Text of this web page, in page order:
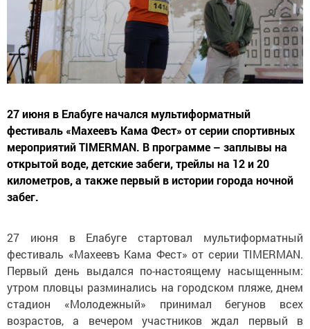
27 июня в Елабуге начался мультиформатный
фестиваль «Махеевъ Кама Фест» от серии спортивных
мероприятий TIMERMAN. В программе – заплывы на
открытой воде, детские забеги, трейлы на 12 и 20
километров, а также первый в истории города ночной
забег.
27 июня в Елабуге стартовал мультиформатный
фестиваль «Махеевъ Кама Фест» от серии TIMERMAN.
Первый день выдался по-настоящему насыщенным:
утром пловцы разминались на городском пляже, днем
стадион «Молодежный» принимал бегунов всех
возрастов, а вечером участников ждал первый в